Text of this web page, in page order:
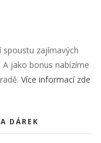
spoustu zajímavých
jako bonus nabízíme
Více informací zde
DÁREK